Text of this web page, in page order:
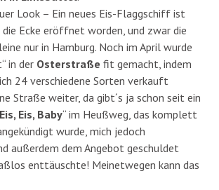
Look – Ein neues Eis-Flaggschiff ist
Ecke eröffnet worden, und zwar die
nur in Hamburg. Noch im April wurde
in der Osterstraße fit gemacht, indem
24 verschiedene Sorten verkauft
Straße weiter, da gibt´s ja schon seit ein
Eis, Eis, Baby“ im Heußweg, das komplett
wurde, mich jedoch
außerdem dem Angebot geschuldet
enttäuschte! Meinetwegen kann das